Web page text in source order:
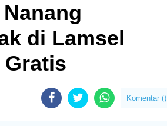
di Lamsel
Komentar ()